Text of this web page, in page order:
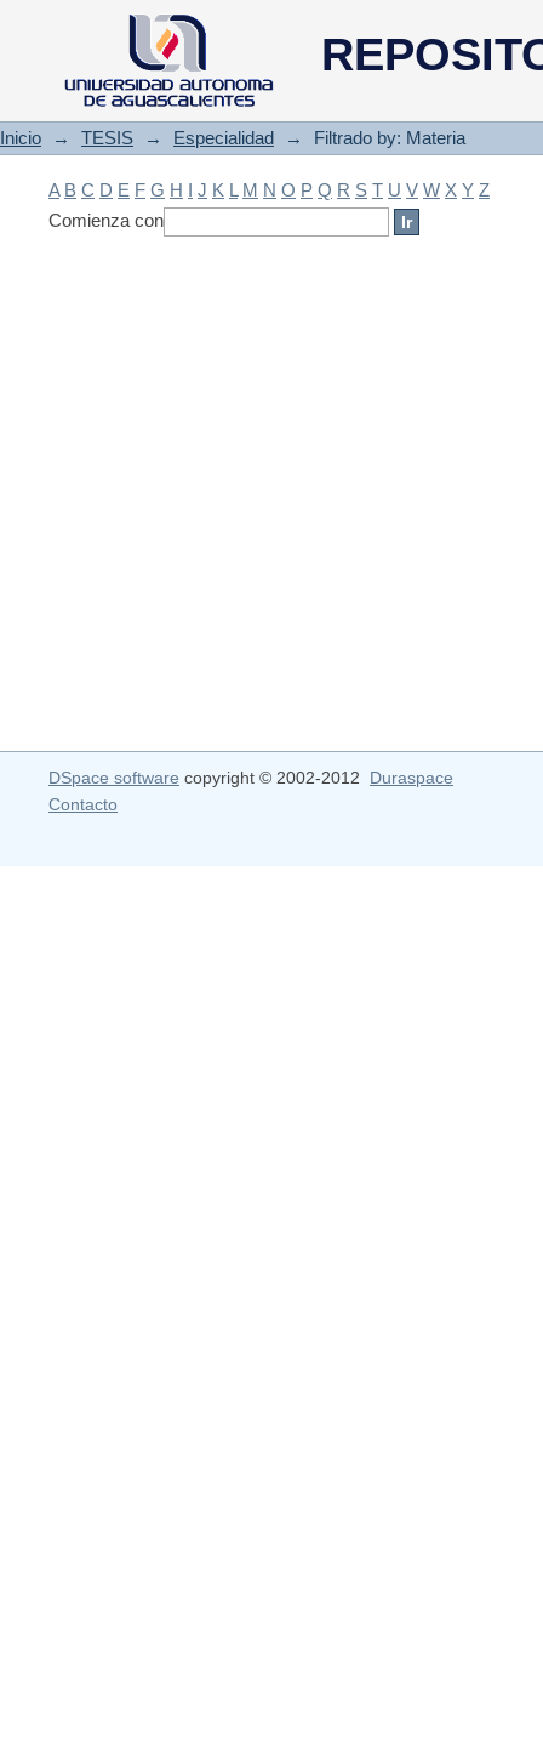
Filtrado by: Materia
Inicio → TESIS → Especialidad → Filtrado by: Materia
A B C D E F G H I J K L M N O P Q R S T U V W X Y Z
Comienza con
DSpace software copyright © 2002-2012 Duraspace
Contacto